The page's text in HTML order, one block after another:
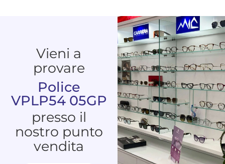
Vieni a
provare
Police
VPLP54 05GP
presso il
nostro punto
vendita